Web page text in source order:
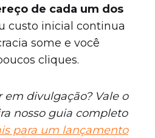
de cada um dos
custo inicial continua
some e você
cliques.
em divulgação? Vale o
nosso guia completo
para um lançamento